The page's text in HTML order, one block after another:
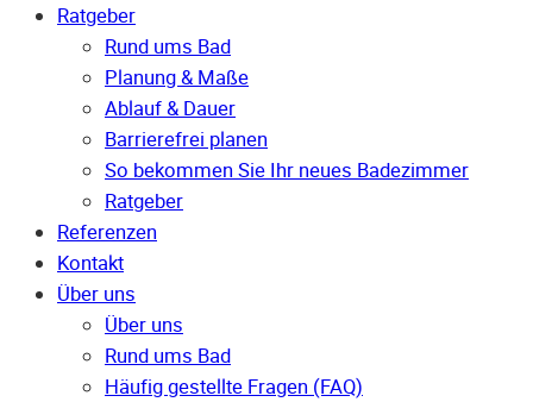
Ratgeber
Rund ums Bad
Planung & Maße
Ablauf & Dauer
Barrierefrei planen
So bekommen Sie Ihr neues Badezimmer
Ratgeber
Referenzen
Kontakt
Über uns
Über uns
Rund ums Bad
Häufig gestellte Fragen (FAQ)